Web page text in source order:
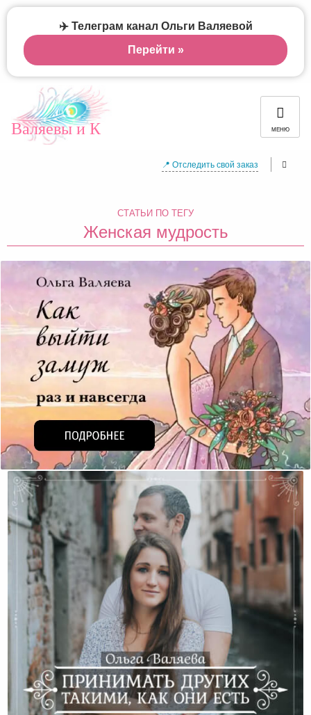
Валяевы и К МЕНЮ
📍 Отследить свой заказ
СТАТЬИ ПО ТЕГУ
Женская мудрость
✈️ Телеграм канал Ольги Валяевой
Перейти »